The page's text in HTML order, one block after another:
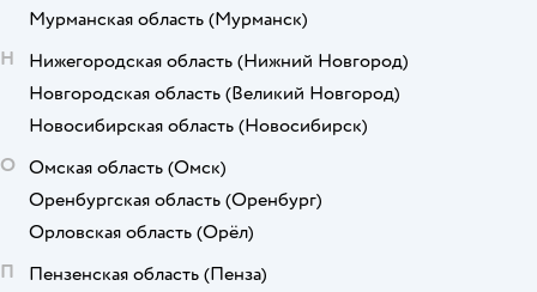
Мурманская область (Мурманск)
Н
Нижегородская область (Нижний Новгород)
Новгородская область (Великий Новгород)
Новосибирская область (Новосибирск)
О Омская область (Омск)
Оренбургская область (Оренбург)
Орловская область (Орёл)
П
Пензенская область (Пенза)